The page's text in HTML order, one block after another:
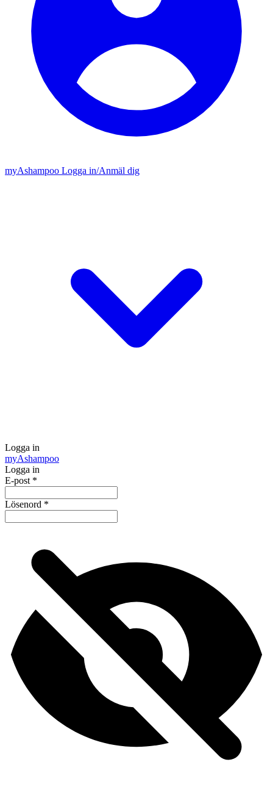
myAshampoo Logga in/Anmäl dig
Logga in
myAshampoo
Logga in
E-post *
Lösenord *